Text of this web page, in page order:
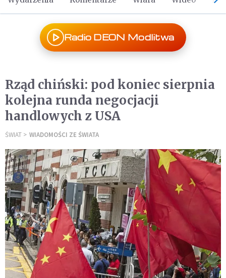
Radio DEON Modlitwa
Rząd chiński: pod koniec sierpnia
kolejna runda negocjacji
handlowych z USA
ŚWIAT WIADOMOŚCI ZE ŚWIATA